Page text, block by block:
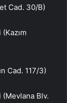
Cad. 30/B)
Cad. 117/3)
Blv.